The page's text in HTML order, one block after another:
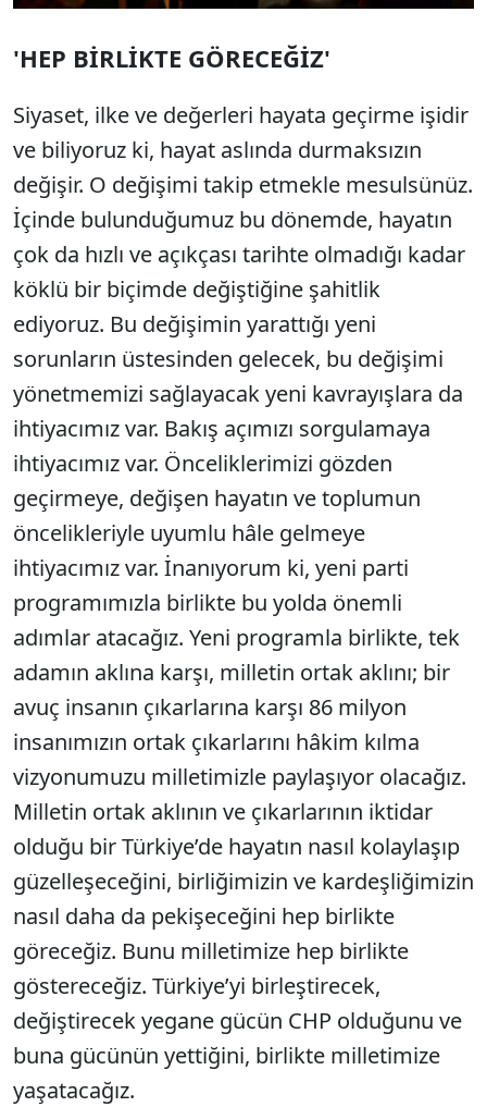
'HEP BİRLİKTE GÖRECEĞİZ'
Siyaset, ilke ve değerleri hayata geçirme işidir
ve biliyoruz ki, hayat aslında durmaksızın
değişir. O değişimi takip etmekle mesulsünüz.
İçinde bulunduğumuz bu dönemde, hayatın
çok da hızlı ve açıkçası tarihte olmadığı kadar
köklü bir biçimde değiştiğine şahitlik
ediyoruz. Bu değişimin yarattığı yeni
sorunların üstesinden gelecek, bu değişimi
yönetmemizi sağlayacak yeni kavrayışlara da
ihtiyacımız var. Bakış açımızı sorgulamaya
ihtiyacımız var. Önceliklerimizi gözden
geçirmeye, değişen hayatın ve toplumun
öncelikleriyle uyumlu hâle gelmeye
ihtiyacımız var. İnanıyorum ki, yeni parti
programımızla birlikte bu yolda önemli
adımlar atacağız. Yeni programla birlikte, tek
adamın aklına karşı, milletin ortak aklını; bir
avuç insanın çıkarlarına karşı 86 milyon
insanımızın ortak çıkarlarını hâkim kılma
vizyonumuzu milletimizle paylaşıyor olacağız.
Milletin ortak aklının ve çıkarlarının iktidar
olduğu bir Türkiye’de hayatın nasıl kolaylaşıp
güzelleşeceğini, birliğimizin ve kardeşliğimizin
nasıl daha da pekişeceğini hep birlikte
göreceğiz. Bunu milletimize hep birlikte
göstereceğiz. Türkiye’yi birleştirecek,
değiştirecek yegane gücün CHP olduğunu ve
buna gücünün yettiğini, birlikte milletimize
yaşatacağız.